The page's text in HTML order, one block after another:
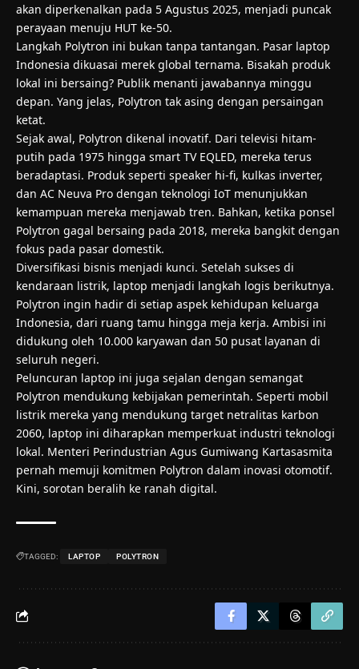
akan diperkenalkan pada 5 Agustus 2025, menjadi puncak
perayaan menuju HUT ke-50.
Langkah Polytron ini bukan tanpa tantangan. Pasar laptop
Indonesia dikuasai merek global ternama. Bisakah produk
lokal ini bersaing? Publik menanti jawabannya minggu
depan. Yang jelas, Polytron tak asing dengan persaingan
ketat.
Sejak awal, Polytron dikenal inovatif. Dari televisi hitam-
putih pada 1975 hingga smart TV EQLED, mereka terus
beradaptasi. Produk seperti speaker hi-fi, kulkas inverter,
dan AC Neuva Pro dengan teknologi IoT menunjukkan
kemampuan mereka menjawab tren. Bahkan, ketika ponsel
Polytron gagal bersaing pada 2018, mereka bangkit dengan
fokus pada pasar domestik.
Diversifikasi bisnis menjadi kunci. Setelah sukses di
kendaraan listrik, laptop menjadi langkah logis berikutnya.
Polytron ingin hadir di setiap aspek kehidupan keluarga
Indonesia, dari ruang tamu hingga meja kerja. Ambisi ini
didukung oleh 10.000 karyawan dan 50 pusat layanan di
seluruh negeri.
Peluncuran laptop ini juga sejalan dengan semangat
Polytron mendukung kebijakan pemerintah. Seperti mobil
listrik mereka yang mendukung target netralitas karbon
2060, laptop ini diharapkan memperkuat industri teknologi
lokal. Menteri Perindustrian Agus Gumiwang Kartasasmita
pernah memuji komitmen Polytron dalam inovasi otomotif.
Kini, sorotan beralih ke ranah digital.
TAGGED: LAPTOP POLYTRON